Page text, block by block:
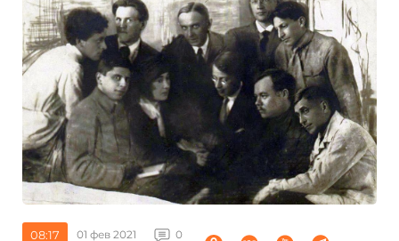
08:17 01 фев 2021 0